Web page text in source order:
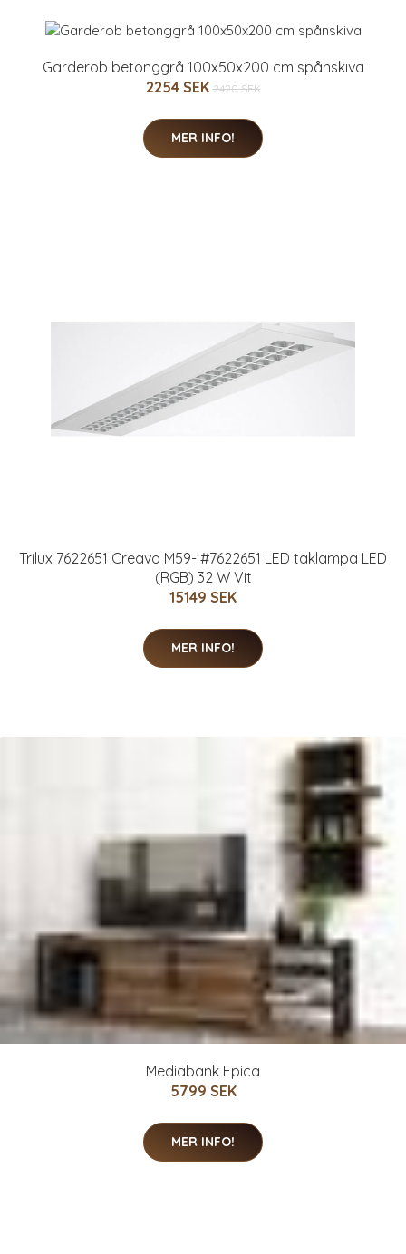
Garderob betonggrå 100x50x200 cm spånskiva
2254 SEK 2420 SEK
MER INFO!
Trilux 7622651 Creavo M59- #7622651 LED taklampa LED
(RGB) 32 W Vit
15149 SEK
MER INFO!
Mediabänk Epica
5799 SEK
MER INFO!